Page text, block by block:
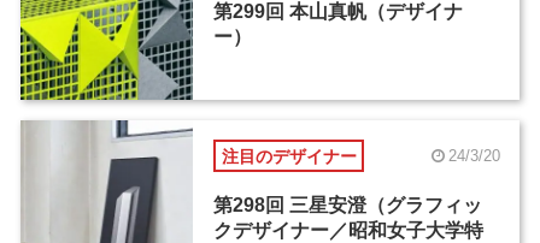
第299回 本山真帆（デザイナ
ー）
注目のデザイナー 24/3/20
第298回 三星安澄（グラフィッ
クデザイナー／昭和女子大学特